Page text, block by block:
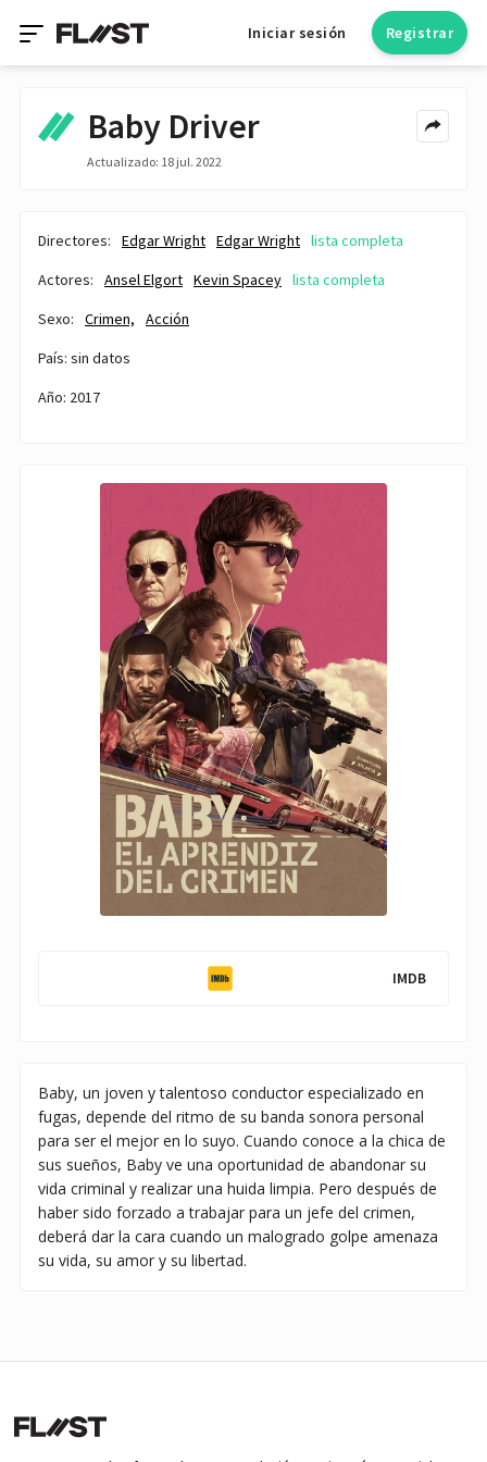
Iniciar sesión Registrar
Baby Driver
Actualizado: 18 jul. 2022
Directores: Edgar Wright Edgar Wright lista completa
Actores:
Ansel Elgort Kevin Spacey lista completa
Sexo:
Crimen,
Acción
País: sin datos
Año: 2017
IMDB
Baby, un joven y talentoso conductor especializado en
fugas, depende del ritmo de su banda sonora personal
para ser el mejor en lo suyo. Cuando conoce a la chica de
sus sueños, Baby ve una oportunidad de abandonar su
vida criminal y realizar una huida limpia. Pero después de
haber sido forzado a trabajar para un jefe del crimen,
deberá dar la cara cuando un malogrado golpe amenaza
su vida, su amor y su libertad.